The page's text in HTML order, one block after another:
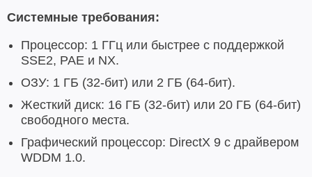
Системные требования:
Процессор: 1 ГГц или быстрее с поддержкой
SSE2, PAE и NX.
ОЗУ: 1 ГБ (32-бит) или 2 ГБ (64-бит).
Жесткий диск: 16 ГБ (32-бит) или 20 ГБ (64-бит)
свободного места.
Графический процессор: DirectX 9 с драйвером
WDDM 1.0.